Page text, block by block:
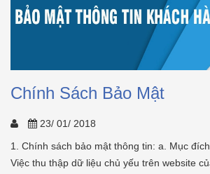
Chính Sách Bảo Mật
23/ 01/ 2018
1. Chính sách bảo mật thông tin: a. Mục
Việc thu thập dữ liệu chủ yếu trên website